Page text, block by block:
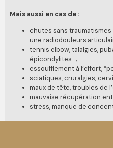
Mais aussi en cas de :
chutes sans
une radiodouleurs
tennis elbow, talalgies,
épicondylites…;
essoufflement à l’effort,
sciatiques, cruralgies,
maux de tête, troubles de
mauvaise récupération
stress, manque de